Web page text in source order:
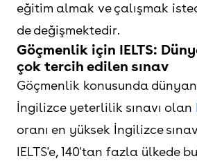
eğitim almak ve çalışmak
de değişmektedir.
Göçmenlik için IELTS:
çok tercih edilen sınav
Göçmenlik konusunda
İngilizce yeterlilik sınavı olan
oranı en yüksek İngilizce
IELTS'e, 140'tan fazla ülkede